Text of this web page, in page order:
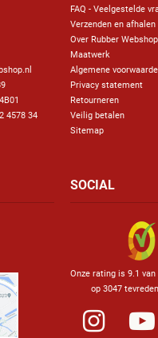
4578 34
FAQ - Veelgestelde
Verzenden en afhalen
Over Rubber Webshop
Maatwerk
Algemene
Privacy statement
Retourneren
Veilig betalen
Sitemap
SOCIAL
Onze rating is 9.1 van
op 3047